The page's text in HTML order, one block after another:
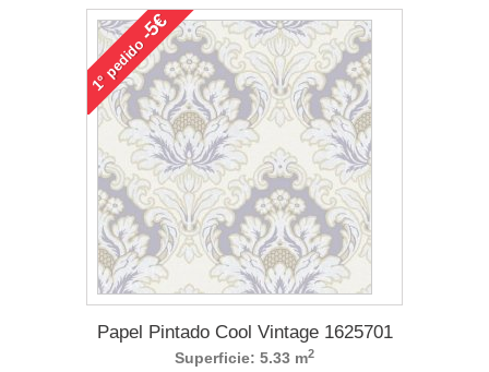
1°
pedido
-5€
Papel Pintado Cool Vintage 1625701
Superficie: 5.33 m2